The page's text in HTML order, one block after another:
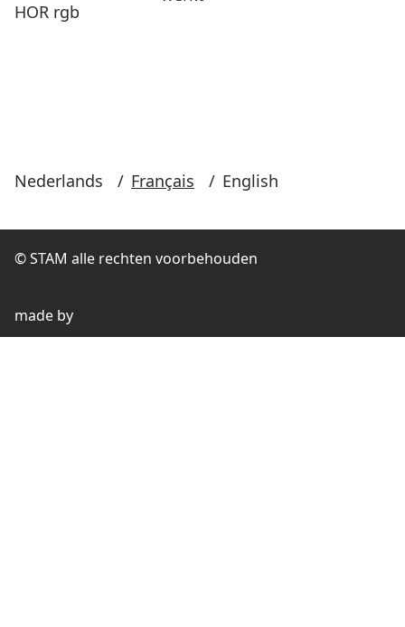
Nederlands / Français / English
© STAM alle rechten voorbehouden
made by